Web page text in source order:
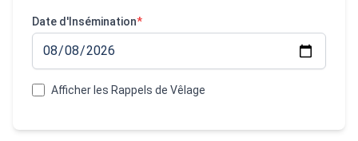
Date d'Insémination*
Afficher les Rappels de Vêlage